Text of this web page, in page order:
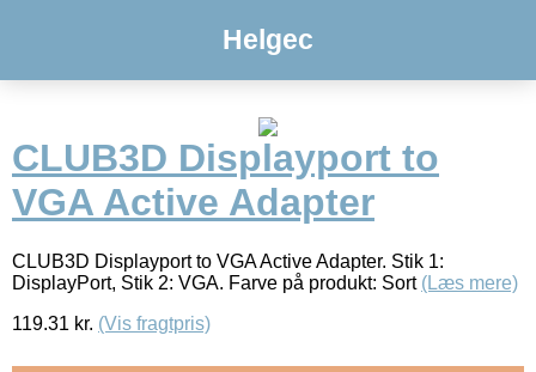
Helgec
CLUB3D Displayport to
VGA Active Adapter
CLUB3D Displayport to VGA Active Adapter. Stik 1:
DisplayPort, Stik 2: VGA. Farve på produkt: Sort (Læs mere)
119.31 kr. (Vis fragtpris)